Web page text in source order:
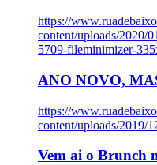
https://
content/uploads/2020/
5709-fileminimizer-
ANO NOVO,
https://
content/uploads/2019/
Vem ai o Brunch